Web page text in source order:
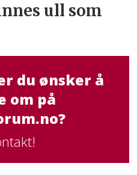
ull som
du ønsker å
om på